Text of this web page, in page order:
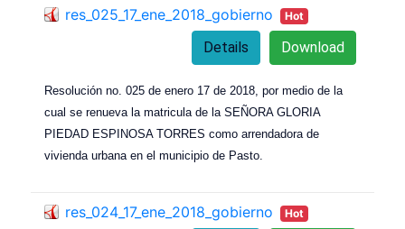
res_025_17_ene_2018_gobierno Hot
Download
Details
Resolución no. 025 de enero 17 de 2018, por medio de la
cual se renueva la matricula de la SEÑORA GLORIA
PIEDAD ESPINOSA TORRES como arrendadora de
vivienda urbana en el municipio de Pasto.
res_024_17_ene_2018_gobierno Hot